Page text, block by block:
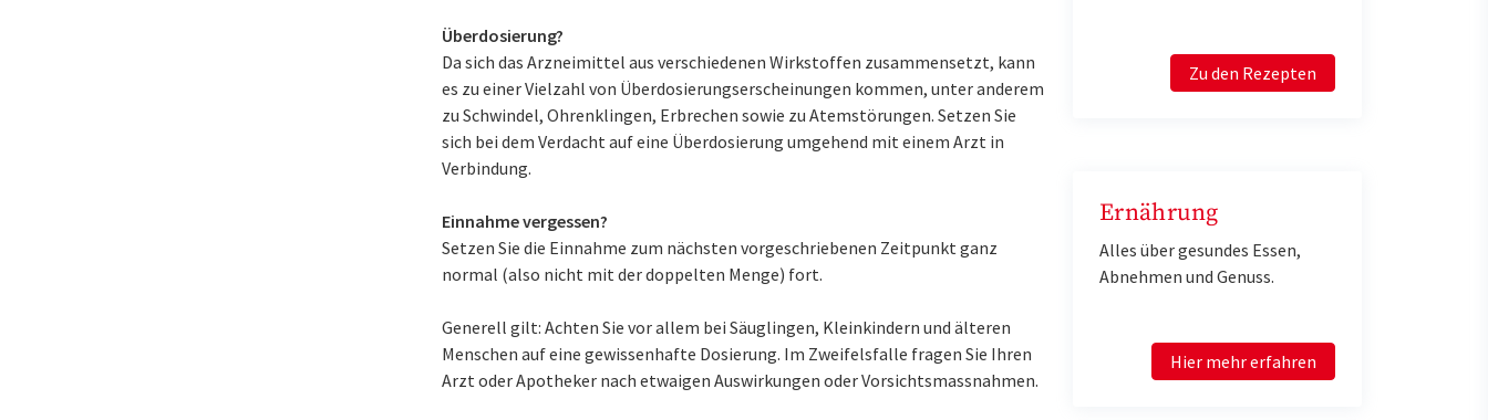
Überdosierung?
Da sich das Arzneimittel aus verschiedenen Wirkstoffen zusammensetzt, kann
es zu einer Vielzahl von Überdosierungserscheinungen kommen, unter anderem
zu Schwindel, Ohrenklingen, Erbrechen sowie zu Atemstörungen. Setzen Sie
sich bei dem Verdacht auf eine Überdosierung umgehend mit einem Arzt in
Verbindung.
Einnahme vergessen?
Setzen Sie die Einnahme zum nächsten vorgeschriebenen Zeitpunkt ganz
normal (also nicht mit der doppelten Menge) fort.
Generell gilt: Achten Sie vor allem bei Säuglingen, Kleinkindern und älteren
Menschen auf eine gewissenhafte Dosierung. Im Zweifelsfalle fragen Sie Ihren
Arzt oder Apotheker nach etwaigen Auswirkungen oder Vorsichtsmassnahmen.
Zu den Rezepten
Ernährung
Alles über gesundes Essen,
Abnehmen und Genuss.
Hier mehr erfahren